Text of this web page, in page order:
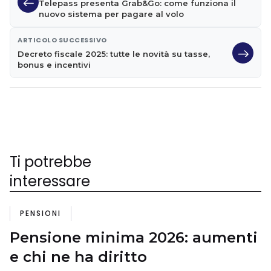
Telepass presenta Grab&Go: come funziona il
nuovo sistema per pagare al volo
ARTICOLO SUCCESSIVO
Decreto fiscale 2025: tutte le novità su tasse,
bonus e incentivi
Ti potrebbe
interessare
PENSIONI
Pensione minima 2026: aumenti
e chi ne ha diritto